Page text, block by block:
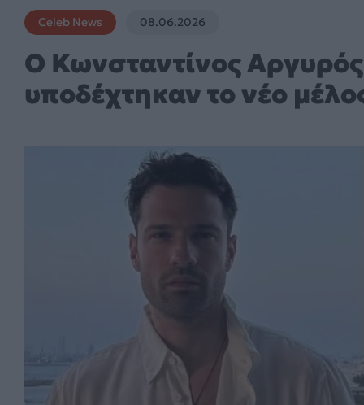
Celeb News 08.06.2026
Ο Κωνσταντίνος
υποδέχτηκαν το νέο